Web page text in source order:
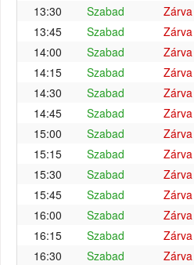
13:30
Szabad Zárva
13:45
Szabad Zárva
14:00
Szabad Zárva
14:15
Szabad Zárva
14:30
Szabad Zárva
14:45
Szabad Zárva
15:00
Szabad Zárva
15:15
Szabad Zárva
15:30
Szabad Zárva
15:45
Szabad Zárva
16:00
Szabad Zárva
16:15
Szabad Zárva
16:30
Szabad Zárva